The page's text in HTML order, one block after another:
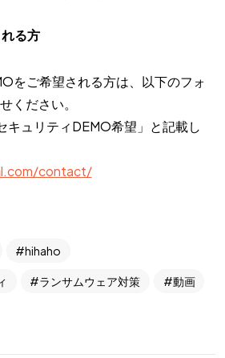
る方
をご希望される方は、以下のフォ
ください。
キュリティDEMO希望」と記載し
contact/
hihaho
ランサムウェア対策 動画